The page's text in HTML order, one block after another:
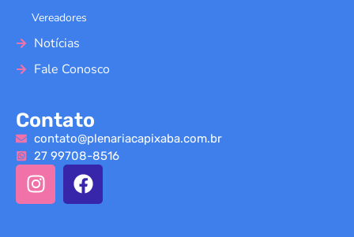
Vereadores
Notícias
Fale Conosco
Contato
contato@plenariacapixaba.com.br
27 99708-8516